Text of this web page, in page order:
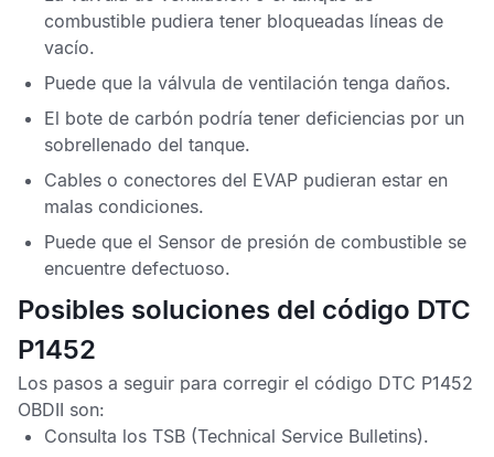
combustible pudiera tener bloqueadas líneas de
vacío.
Puede que la válvula de ventilación tenga daños.
El bote de carbón podría tener deficiencias por un
sobrellenado del tanque.
Cables o conectores del EVAP pudieran estar en
malas condiciones.
Puede que el Sensor de presión de combustible se
encuentre defectuoso.
Posibles soluciones del código DTC
P1452
Los pasos a seguir para corregir el código DTC P1452
OBDII son:
Consulta los TSB (Technical Service Bulletins).